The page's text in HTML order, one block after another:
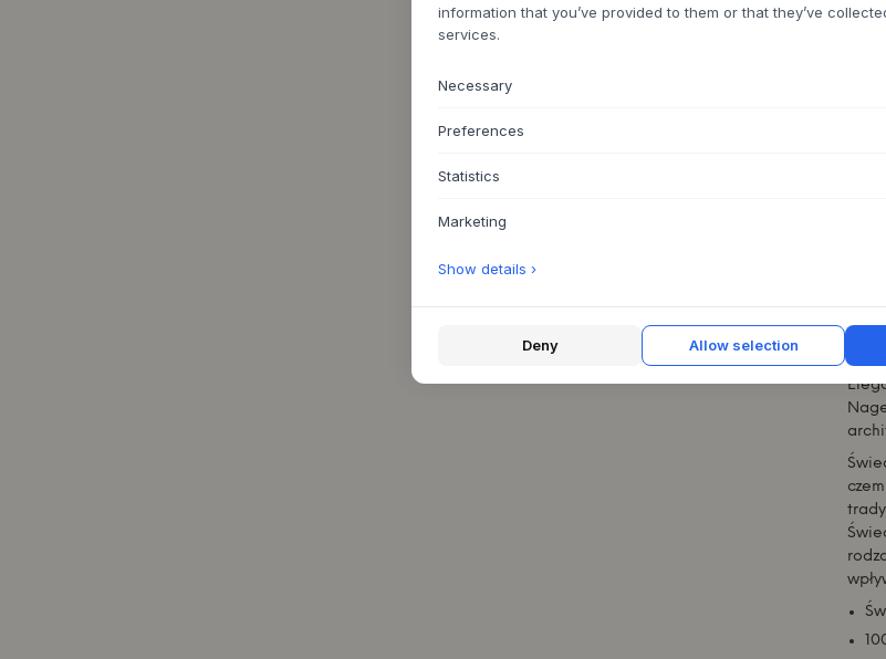
O
information that you’ve provided to them or that they’ve
services.
Necessary
Preferences
Statistics
Marketing
Show details ›
Deny Allow selection